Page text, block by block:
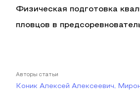
Физическая подготовка
пловцов в
Авторы статьи
Коник Алексей Алексеевич,